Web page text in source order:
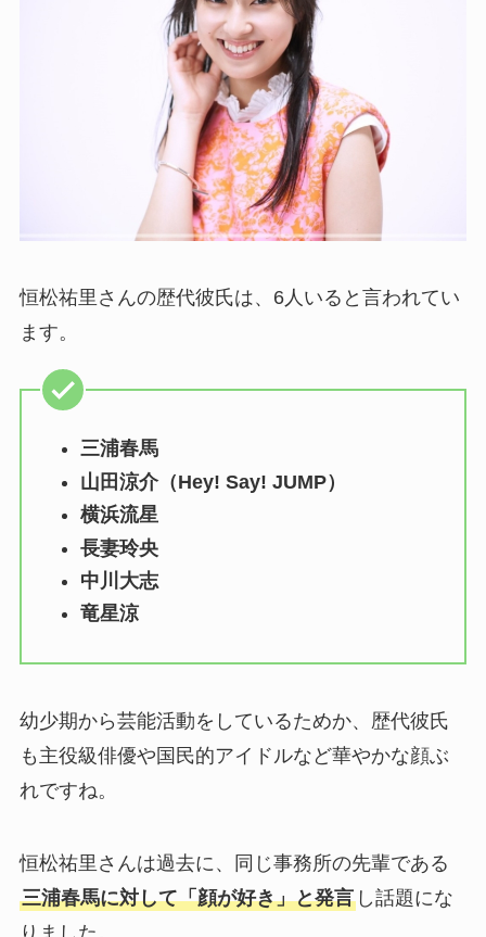
恒松祐里さんの歴代彼氏は、6人いると言われてい
ます。
三浦春馬
山田涼介（Hey! Say! JUMP）
横浜流星
長妻玲央
中川大志
竜星涼
幼少期から芸能活動をしているためか、歴代彼氏
も主役級俳優や国民的アイドルなど華やかな顔ぶ
れですね。
恒松祐里さんは過去に、同じ事務所の先輩である
三浦春馬に対して「顔が好き」と発言し話題にな